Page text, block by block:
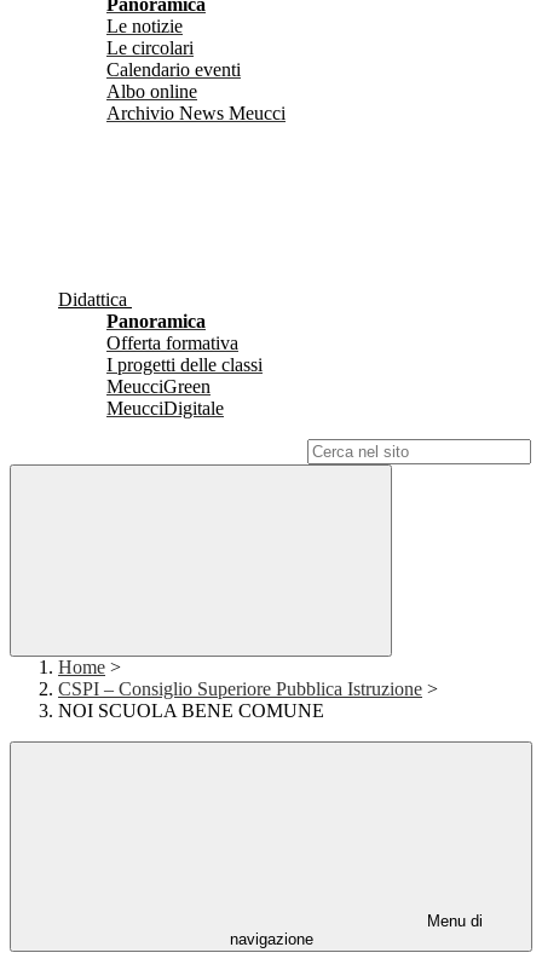
Panoramica
Le notizie
Le circolari
Calendario eventi
Albo online
Archivio News Meucci
Didattica
Panoramica
Offerta formativa
I progetti delle classi
MeucciGreen
MeucciDigitale
Home >
CSPI – Consiglio Superiore Pubblica Istruzione >
NOI SCUOLA BENE COMUNE
Menu di
navigazione